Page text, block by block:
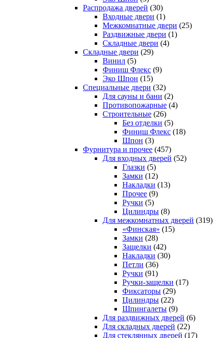
Распродажа дверей (30)
Входные двери (1)
Межкомнатные двери (25)
Раздвижные двери (1)
Складные двери (4)
Складные двери (29)
Винил (5)
Финиш Флекс (9)
Эко Шпон (15)
Специальные двери (32)
Для сауны и бани (2)
Противопожарные (4)
Строительные (26)
Без отделки (5)
Финиш Флекс (18)
Шпон (3)
Фурнитура и прочее (457)
Для входных дверей (52)
Глазки (5)
Замки (12)
Накладки (13)
Прочее (9)
Ручки (5)
Цилиндры (8)
Для межкомнатных дверей (319)
«Финская» (15)
Замки (28)
Защелки (42)
Накладки (30)
Петли (36)
Ручки (91)
Ручки-защелки (17)
Фиксаторы (29)
Цилиндры (22)
Шпингалеты (9)
Для раздвижных дверей (6)
Для складных дверей (22)
Для стеклянных дверей (17)